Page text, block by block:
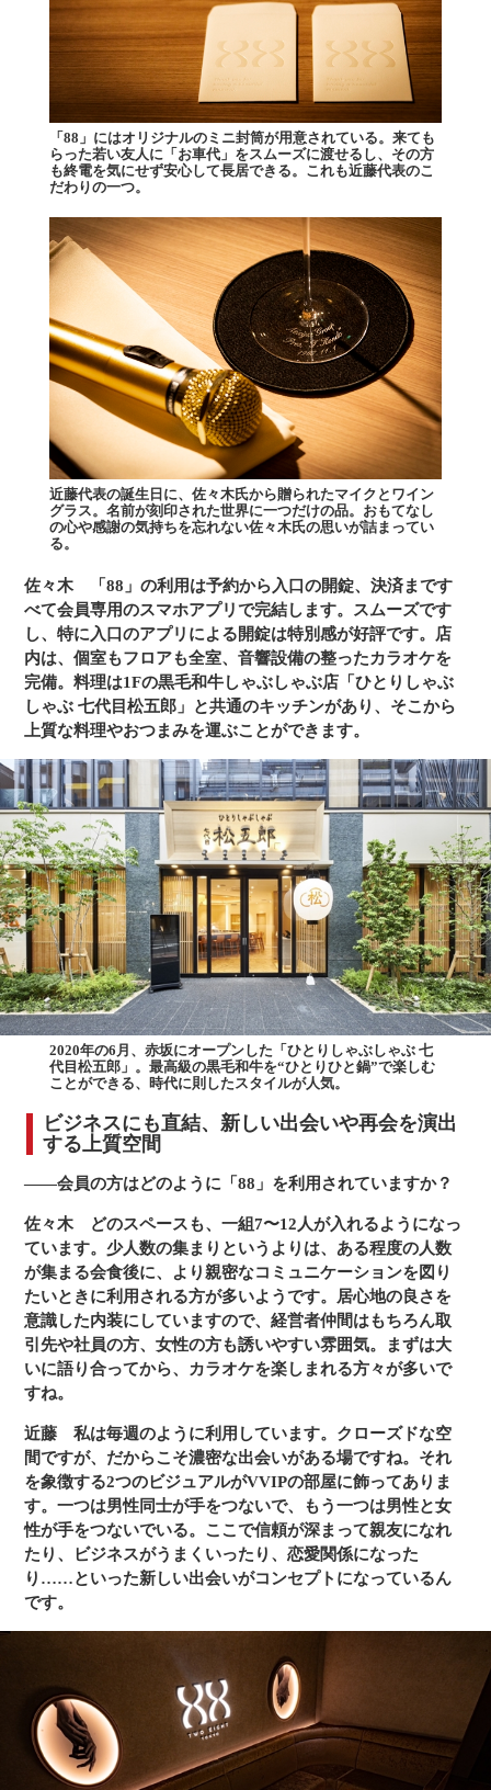
「88」にはオリジナルのミニ封筒が用意されている。来ても
らった若い友人に「お車代」をスムーズに渡せるし、その方
も終電を気にせず安心して長居できる。これも近藤代表のこ
だわりの一つ。
近藤代表の誕生日に、佐々木氏から贈られたマイクとワイン
グラス。名前が刻印された世界に一つだけの品。おもてなし
の心や感謝の気持ちを忘れない佐々木氏の思いが詰まってい
る。
佐々木
「88」の利用は予約から入口の開錠、決済まです
べて会員専用のスマホアプリで完結します。スムーズです
し、特に入口のアプリによる開錠は特別感が好評です。店
内は、個室もフロアも全室、音響設備の整ったカラオケを
完備。料理は1Fの黒毛和牛しゃぶしゃぶ店「ひとりしゃぶ
しゃぶ 七代目松五郎」と共通のキッチンがあり、そこから
上質な料理やおつまみを運ぶことができます。
2020年の6月、赤坂にオープンした「ひとりしゃぶしゃぶ 七
代目松五郎」。最高級の黒毛和牛を“ひとりひと鍋”で楽しむ
ことができる、時代に則したスタイルが人気。
ビジネスにも直結、新しい出会いや再会を演出
する上質空間
――会員の方はどのように「88」を利用されていますか？
佐々木どのスペースも、一組7〜12人が入れるようになっ
ています。少人数の集まりというよりは、ある程度の人数
が集まる会食後に、より親密なコミュニケーションを図り
たいときに利用される方が多いようです。居心地の良さを
意識した内装にしていますので、経営者仲間はもちろん取
引先や社員の方、女性の方も誘いやすい雰囲気。まずは大
いに語り合ってから、カラオケを楽しまれる方々が多いで
すね。
近藤 私は毎週のように利用しています。クローズドな空
間ですが、だからこそ濃密な出会いがある場ですね。それ
を象徴する2つのビジュアルがVVIPの部屋に飾ってありま
す。一つは男性同士が手をつないで、もう一つは男性と女
性が手をつないでいる。ここで信頼が深まって親友になれ
たり、ビジネスがうまくいったり、恋愛関係になった
り……といった新しい出会いがコンセプトになっているん
です。